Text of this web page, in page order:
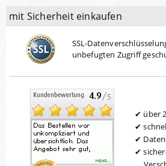
mit Sicherheit einkaufen
SSL-
unbefugten Zugriff
über